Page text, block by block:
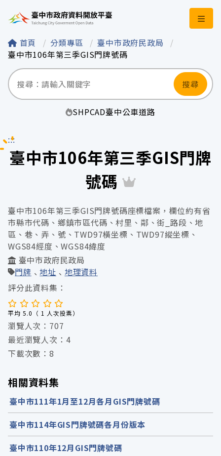
臺中市政府資料開
首頁 分類專區
臺中市政府民政局
臺中市106年第三季GIS門牌號碼
搜尋
SHPCAD臺中公車道路
:::
臺中市106年第三季GIS門牌
號碼
臺中市106年第三季GIS門牌號碼座標檔案，欄位約有省
市縣市代碼、鄉鎮市區代碼、村里、鄰、街_路段、地
區、巷、弄、號、TWD97橫坐標、TWD97縱坐標、
WGS84經度、WGS84緯度
臺中市政府民政局
門牌
地址
地理資料
評分此資料集：
平均 5.0（ 1 人次投票）
瀏覽人次：707
最近瀏覽人次：4
下載次數：8
相關資料集
臺中市111年1月至12月各月GIS門牌號碼
臺中市114年GIS門牌號碼各月份版本
臺中市110年12月GIS門牌號碼